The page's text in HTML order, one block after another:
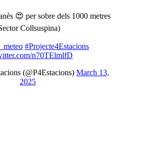
😍 per sobre dels 1000 metres
Collsuspina)
#Projecte4Estacions
n70TElmlfD
(@P4Estacions) March 13,
2025